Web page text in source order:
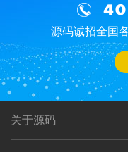
源码诚招全国
关于源码